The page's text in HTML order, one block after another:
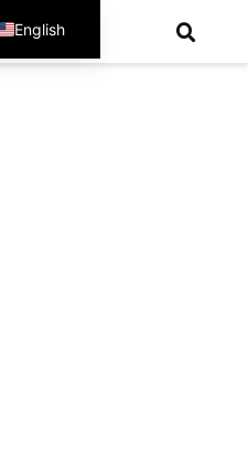
English
Spanish